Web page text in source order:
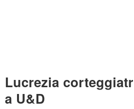
Lucrezia
a U&D